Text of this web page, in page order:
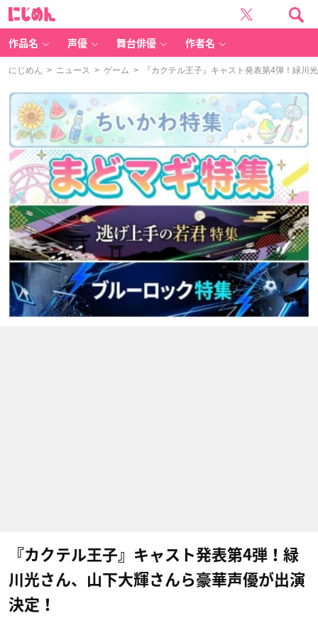
作品名 声優 舞台俳優 作者名
にじめん > ニュース > ゲーム > 『カクテル王子』キャスト発表第4弾！緑川
『カクテル王子』キャスト発表第4弾！緑
川光さん、山下大輝さんら豪華声優が出演
決定！